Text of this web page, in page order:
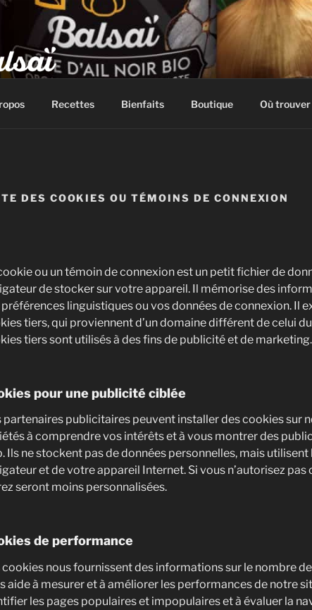
BIO
Noir certifié BIOLOGIQUE de l'Île d'Orléans
Recettes Bienfaits Boutique Où
DES COOKIES OU TÉMOINS DE CONNEXION
ou un témoin de connexion est un petit fichier de
de stocker sur votre appareil. Il mémorise des
linguistiques ou vos données de connexion. Il
tiers, qui proviennent d’un domaine différent de celui
tiers sont utilisés à des fins de publicité et de marketing.
pour une publicité ciblée
partenaires publicitaires peuvent installer des cookies sur
à comprendre vos intérêts et à vous montrer des
Ils ne stockent pas de données personnelles, mais
et de votre appareil Internet. Si vous n’autorisez
seront moins personnalisées.
de performance
cookies nous fournissent des informations sur le nombre
aide à mesurer et à améliorer les performances de notre
les pages populaires et impopulaires et à évaluer la